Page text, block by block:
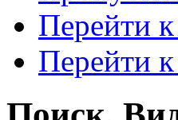
Перейти
Перейти